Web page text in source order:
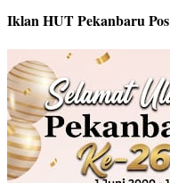
Iklan HUT Pekanbaru Pos